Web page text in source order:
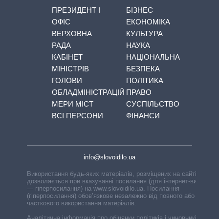
ПРЕЗИДЕНТ І
ОФІС
ВЕРХОВНА
РАДА
КАБІНЕТ
МІНІСТРІВ
ГОЛОВИ
ОБЛАДМІНІСТРАЦІЙ
МЕРИ МІСТ
ВСІ ПЕРСОНИ
БІЗНЕС
ЕКОНОМІКА
КУЛЬТУРА
НАУКА
НАЦІОНАЛЬНА
БЕЗПЕКА
ПОЛІТИКА
ПРАВО
СУСПІЛЬСТВО
ФІНАНСИ
info@slovoidilo.ua
Використання будь-яких матеріалів, розміщених на сайті,
дозволяється при вказуванні посилання (для інтернет-видань
— гіперпосилання) на www.slovoidilo.ua. Посилання
(гіперпосилання) обов’язкове незалежно від повного або
часткового використання матеріалів.